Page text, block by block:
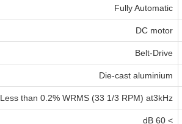
Fully Automatic
DC motor
Belt-Drive
Die-cast aluminium
Less than 0.2% WRMS (33 1/3 RPM) at3kHz
> 60 dB